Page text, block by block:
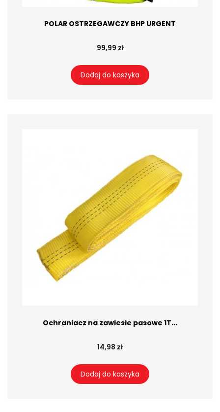
POLAR OSTRZEGAWCZY BHP URGENT
99,99 zł
Dodaj do koszyka
Ochraniacz na zawiesie pasowe 1T...
14,98 zł
Dodaj do koszyka